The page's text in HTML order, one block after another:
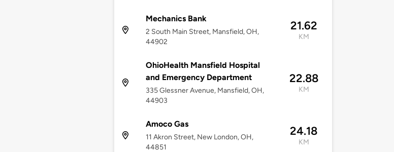
Mechanics Bank
2 South Main Street, Mansfield, OH,
44902
21.62
KM
OhioHealth Mansfield Hospital
and Emergency Department
335 Glessner Avenue, Mansfield, OH,
44903
22.88
KM
Amoco Gas
11 Akron Street, New London, OH,
44851
24.18
KM